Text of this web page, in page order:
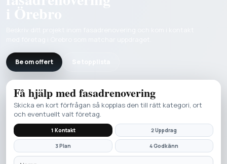
Be om offert Se topplista
Få hjälp medfasadrenovering
Skicka en kort förfrågan så kopplas den till rätt kategori, ort
och eventuellt valt företag.
1 Kontakt 2 Uppdrag
3 Plan 4 Godkänn